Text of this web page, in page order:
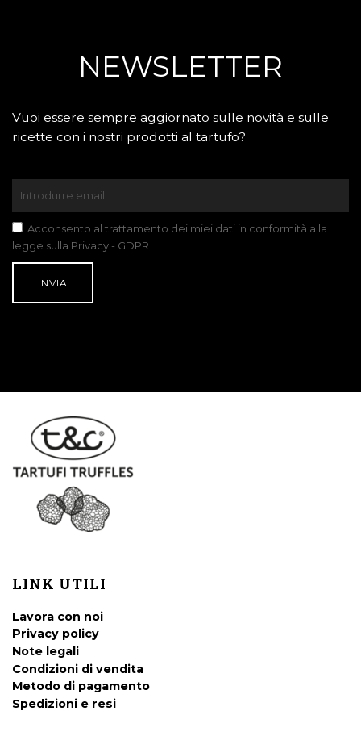
NEWSLETTER
Vuoi essere sempre aggiornato sulle novità e sulle
ricette con i nostri prodotti al tartufo?
Acconsento al trattamento dei miei dati in conformità alla
legge sulla Privacy - GDPR
LINK UTILI
Lavora con noi
Privacy policy
Note legali
Condizioni di vendita
Metodo di pagamento
Spedizioni e resi